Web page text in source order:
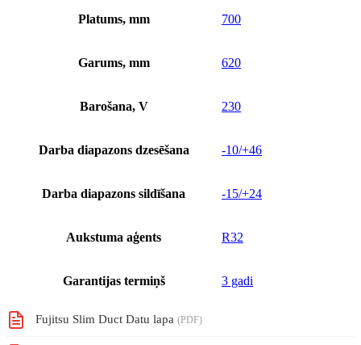
Platums, mm 700
Garums, mm 620
Barošana, V 230
Darba diapazons dzesēšana -10/+46
Darba diapazons sildīšana -15/+24
Aukstuma aģents R32
Garantijas termiņš 3 gadi
Fujitsu Slim Duct Datu lapa (PDF)